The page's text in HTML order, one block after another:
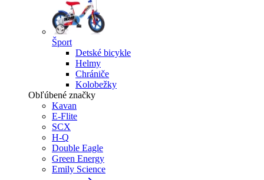
Šport
Detské bicykle
Helmy
Chrániče
Kolobežky
Obľúbené značky
Kavan
E-Flite
SCX
H-Q
Double Eagle
Green Energy
Emily Science